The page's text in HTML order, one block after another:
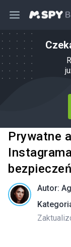
Prywatne
Autor: